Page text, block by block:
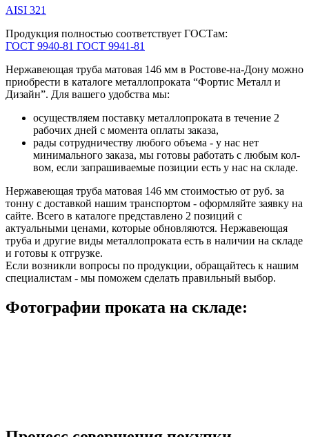
AISI 321
Продукция полностью соответствует ГОСТам:
ГОСТ 9940-81 ГОСТ 9941-81
Нержавеющая труба матовая 146 мм в Ростове-на-Дону можно
приобрести в каталоге металлопроката “Фортис Металл и
Дизайн”. Для вашего удобства мы:
осуществляем поставку металлопроката в течение 2
рабочих дней с момента оплаты заказа,
рады сотрудничеству любого объема - у нас нет
минимального заказа, мы готовы работать с любым кол-
вом, если запрашиваемые позиции есть у нас на складе.
Нержавеющая труба матовая 146 мм стоимостью от руб. за
тонну с доставкой нашим транспортом - оформляйте заявку на
сайте. Всего в каталоге представлено 2 позиций с
актуальными ценами, которые обновляются. Нержавеющая
труба и другие виды металлопроката есть в наличии на складе
и готовы к отгрузке.
Если возникли вопросы по продукции, обращайтесь к нашим
специалистам - мы поможем сделать правильный выбор.
Фотографии проката на складе: